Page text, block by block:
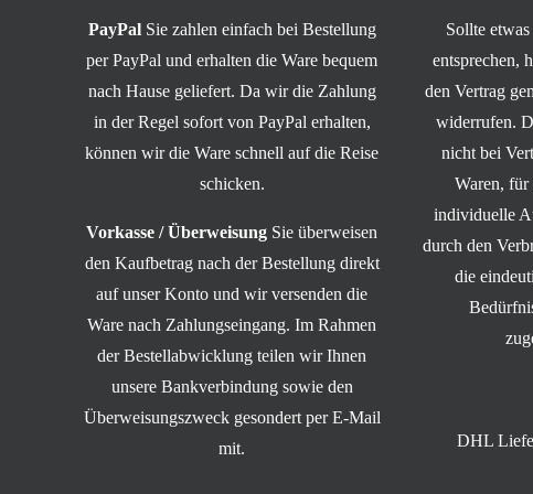
PayPal Sie zahlen einfach bei Bestellung
per PayPal und erhalten die Ware bequem
nach Hause geliefert. Da wir die Zahlung
in der Regel sofort von PayPal erhalten,
können wir die Ware schnell auf die Reise
schicken.
Vorkasse / Überweisung Sie überweisen
den Kaufbetrag nach der Bestellung direkt
auf unser Konto und wir versenden die
Ware nach Zahlungseingang. Im Rahmen
der Bestellabwicklung teilen wir Ihnen
unsere Bankverbindung sowie den
Überweisungszweck gesondert per E-Mail
mit.
Sollte
entsprechen,
den Vertrag
widerrufen.
nicht bei
Waren, für
individuelle
durch den
die
DHL